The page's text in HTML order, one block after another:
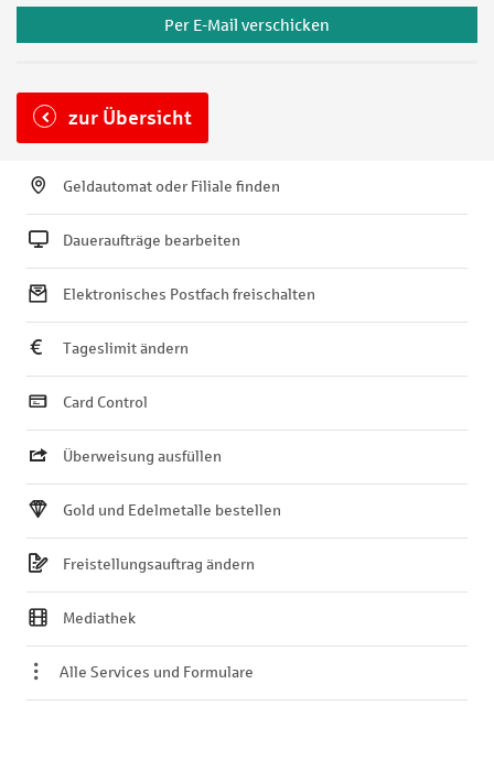
Per E-Mail verschicken
zur Übersicht
Geldautomat oder Filiale finden
Daueraufträge bearbeiten
Elektronisches Postfach freischalten
Tageslimit ändern
Card Control
Überweisung ausfüllen
Gold und Edelmetalle bestellen
Freistellungsauftrag ändern
Mediathek
Alle Services und Formulare